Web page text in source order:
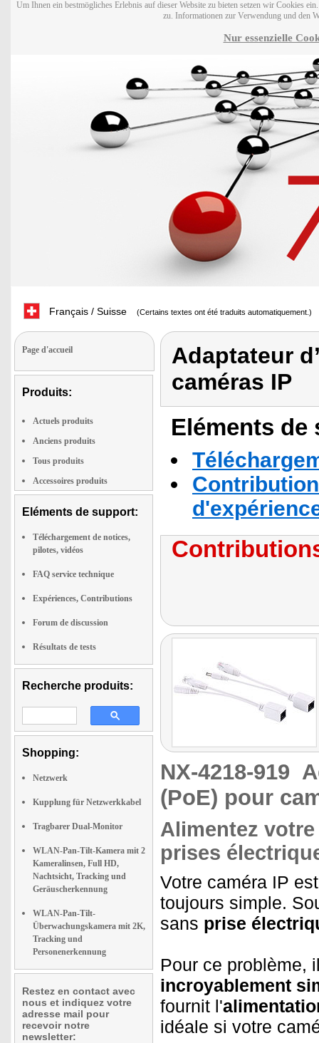
Um Ihnen ein bestmögliches Erlebnis auf dieser Website zu bieten setzen wir Cookies
zu. Informationen zur Verwendung und den
Nur essenzielle
Français / Suisse (Certains textes ont été traduits automatiquement.)
Page d'accueil
Produits:
Actuels produits
Anciens produits
Tous produits
Accessoires produits
Eléments de support:
Téléchargement de notices,
pilotes, vidéos
FAQ service technique
Expériences, Contributions
Forum de discussion
Résultats de tests
Recherche produits:
Shopping:
Netzwerk
Kupplung für Netzwerkkabel
Tragbarer Dual-Monitor
WLAN-Pan-Tilt-Kamera mit 2
Kameralinsen, Full HD,
Nachtsicht, Tracking und
Geräuscherkennung
WLAN-Pan-Tilt-
Überwachungskamera mit 2K,
Tracking und
Personenerkennung
Restez en contact avec
nous et indiquez votre
adresse mail pour
recevoir notre
newsletter:
Adaptateur
caméras IP
Eléments
NX-4218-919
(PoE) pour
Alimentez
prises
Votre caméra IP
toujours simple.
sans prise
Pour ce problème,
incroyablement
fournit l'
idéale si votre